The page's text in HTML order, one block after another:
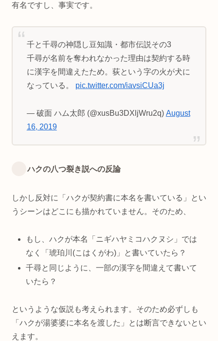
有名ですし、事実です。
千と千尋の神隠し豆知識・都市伝説その3
千尋が名前を奪われなかった理由は契約する時
に漢字を間違えたため。荻という字の火が犬に
なっている。 pic.twitter.com/iavsiCUa3j
— 破面 ハム太郎 (@xusBu3DXljWru2q) August
16, 2019
ハクの八つ裂き説への反論
しかし反対に「ハクが契約書に本名を書いている」とい
うシーンはどこにも描かれていません。そのため、
もし、ハクが本名「ニギハヤミコハクヌシ」では
なく「琥珀川(こはくがわ)」と書いていたら？
千尋と同じように、一部の漢字を間違えて書いて
いたら？
というような仮説も考えられます。そのため必ずしも
「ハクが湯婆婆に本名を渡した」とは断言できないとい
えます。